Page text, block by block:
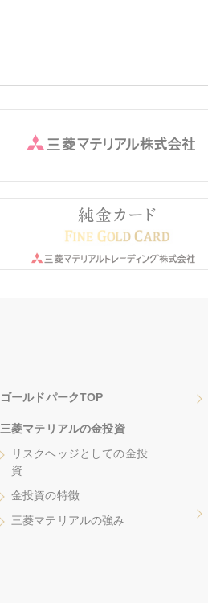
ゴールドパークTOP
三菱マテリアルの金投資
リスクヘッジとしての金投
資
金投資の特徴
三菱マテリアルの強み